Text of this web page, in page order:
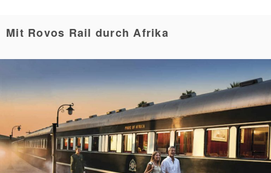
Mit Rovos Rail durch Afrika